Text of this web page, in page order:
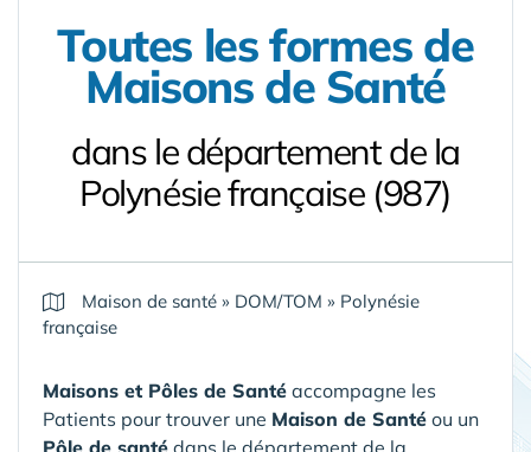
Toutes les formes de
Maisons de Santé
dans le département de la
Polynésie française (987)
Maison de santé » DOM/TOM » Polynésie
française
Maisons et Pôles de Santé accompagne les
Patients pour trouver une Maison de Santé ou un
Pôle de santé dans le département de la